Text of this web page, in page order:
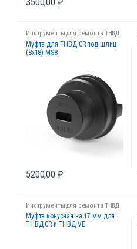
Инструменты для ремонта ТНВД
Муфта для ТНВД CR под шлиц
(8х18) MS8
5200,00 ₽
Инструменты для ремонта ТНВД
Муфта конусная на 17 мм для
ТНВД CR и ТНВД VE